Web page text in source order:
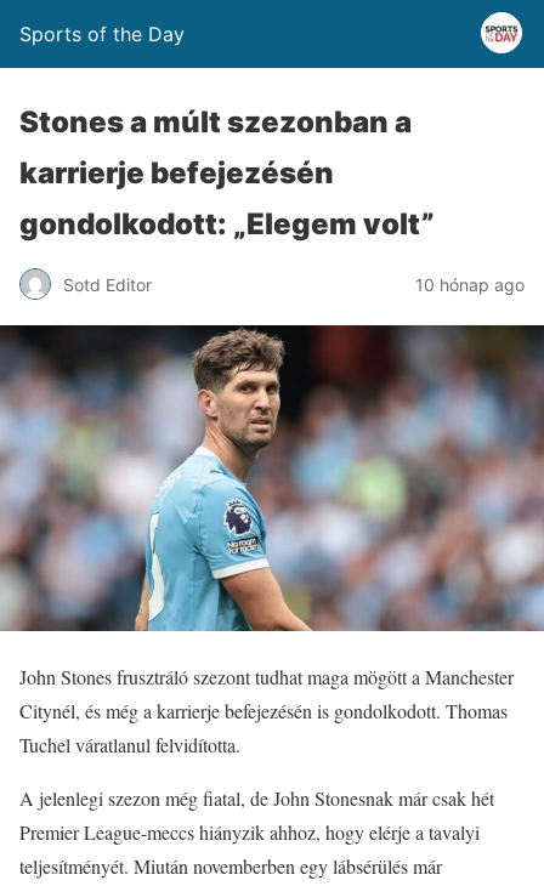
Sports of the Day
Stones a múlt szezonban a
karrierje befejezésén
gondolkodott: „Elegem volt”
Sotd Editor 10 hónap ago
John Stones frusztráló szezont tudhat maga mögött a Manchester
Citynél, és még a karrierje befejezésén is gondolkodott. Thomas
Tuchel váratlanul felvidította.
A jelenlegi szezon még fiatal, de John Stonesnak már csak hét
Premier League-meccs hiányzik ahhoz, hogy elérje a tavalyi
teljesítményét. Miután novemberben egy lábsérülés már